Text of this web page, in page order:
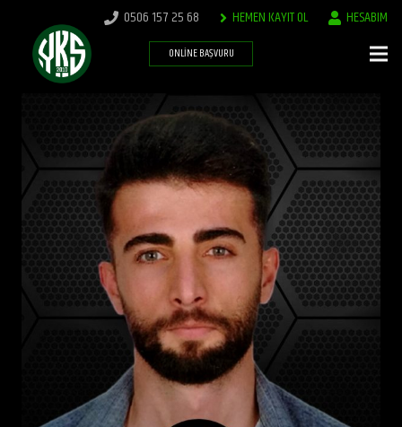
0506 157 25 68 HEMEN KAYIT OL HESABIM
ONLINE BAŞVURU